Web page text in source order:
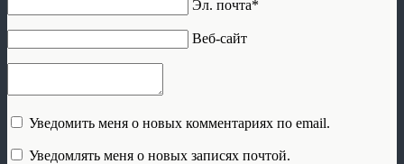
Эл. почта*
Веб-сайт
Уведомить меня о новых комментариях по email.
Уведомлять меня о новых записях почтой.